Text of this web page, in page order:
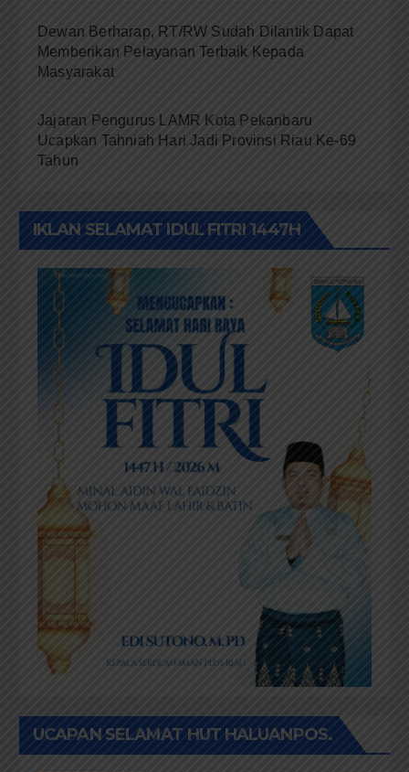
Dewan Berharap, RT/RW Sudah Dilantik Dapat
Memberikan Pelayanan Terbaik Kepada
Masyarakat
Jajaran Pengurus LAMR Kota Pekanbaru
Ucapkan Tahniah Hari Jadi Provinsi Riau Ke-69
Tahun
IKLAN SELAMAT IDUL FITRI 1447H
UCAPAN SELAMAT HUT HALUANPOS.